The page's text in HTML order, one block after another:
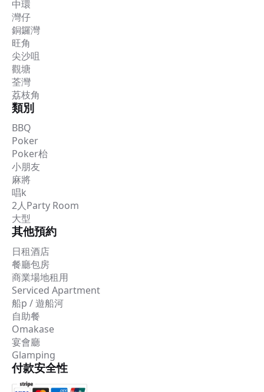
中環
灣仔
銅鑼灣
旺角
尖沙咀
觀塘
荃灣
荔枝角
類別
BBQ
Poker
Poker枱
小朋友
麻將
唱k
2人Party Room
大型
其他預約
日租酒店
餐廳包房
商業場地租用
Serviced Apartment
船p / 遊船河
自助餐
Omakase
宴會廳
Glamping
付款安全性